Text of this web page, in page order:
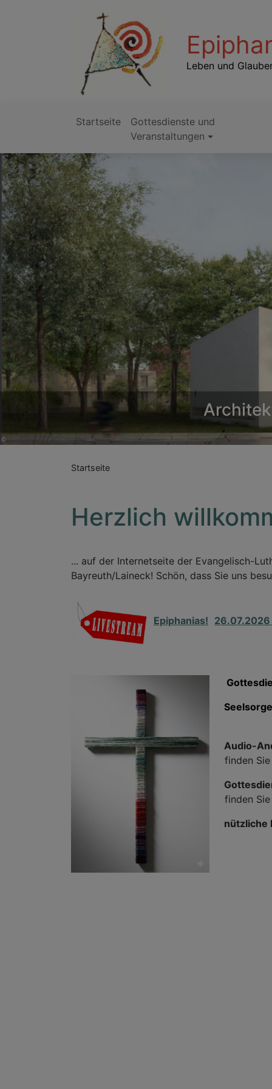
Leben und
Hauptnavigation
Startseite
Gottesdienste und
Veranstaltungen
Startseite
Herzlich
... auf der Internetseite der Evangelisch-
Bayreuth/Laineck! Schön, dass Sie uns
Epiphanias!
Audio-
finden
finden
nützliche